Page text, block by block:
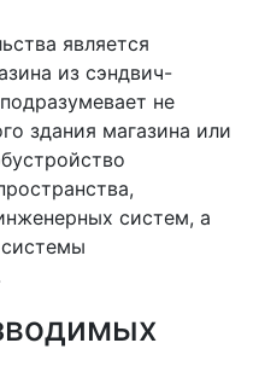
является
из сэндвич-
не
здания магазина или
систем, а